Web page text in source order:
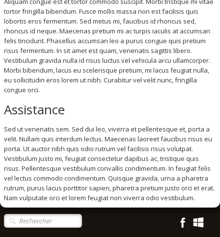
tortor fringilla bibendum. Fusce mollis massa non est facilisis quis
lobortis eros fermentum. Sed metus mi, faucibus id rhoncus sed,
rhoncus id neque. Maecenas pretium mi ac turpis iaculis at accumsan
felis tincidunt. Phasellus accumsan leo a purus congue quis pretium
risus fermentum. In sit amet est quam, venenatis sagittis libero.
Vestibulum gravida nulla id risus luctus vel vehicula arcu ullamcorper.
Morbi bibendum, lacus eu scelerisque pretium, mi lacus feugiat nulla,
eu sollicitudin eros lorem ut nibh. Curabitur vel velit nunc, fringilla
congue orci.
Assistance
Sed ut venenatis sem. Sed dui leo, viverra et pellentesque et, porta a
velit. Nullam quis interdum lectus. Maecenas laoreet faucibus risus eu
porta. Ut auctor nibh quis odio rutrum vel facilisis risus volutpat.
Vestibulum justo mi, feugiat consectetur dapibus ac, tristique quis
risus. Pellentesque vestibulum convallis condimentum. In feugiat felis
vel lectus commodo condimentum. Quisque gravida, urna a pharetra
rutrum, purus lacus porttitor sapien, pharetra pretium justo orci et erat.
Nam vulputate orci et lorem feugiat non viverra odio vestibulum.